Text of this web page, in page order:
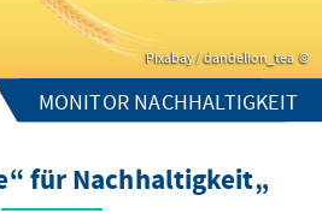
MONITOR NACHHALTIGKEIT
„Zeitenwende“ für Nachhaltigkeit?